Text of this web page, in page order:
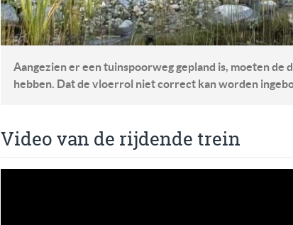
Aangezien er een tuinspoorweg gepland is, moeten de
hebben. Dat de vloerrol niet correct kan worden
Video van de rijdende trein